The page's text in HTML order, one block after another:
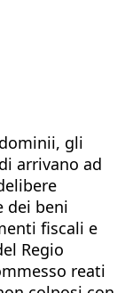
gli
arrivano ad
dei beni
fiscali e
Regio
reati